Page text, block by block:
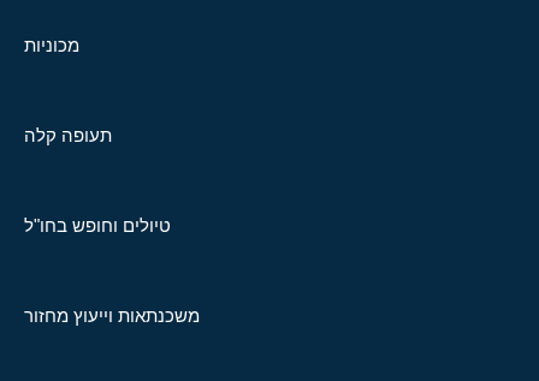
מכוניות
תעופה קלה
טיולים וחופש בחו"ל
משכנתאות וייעוץ מחזור